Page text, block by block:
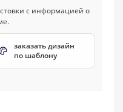
заказать дизайн
по шаблону